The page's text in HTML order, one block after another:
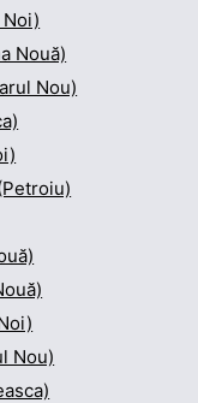
Noi)
Nouă)
Nou)
Nou)